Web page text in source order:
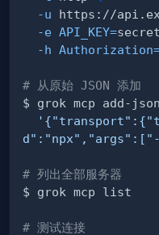
-u https://
-e API_KEY=
-h Authorization
# 从原始 JSON 添加
$ grok mcp add-
# 列出全部服务器
# 测试连接